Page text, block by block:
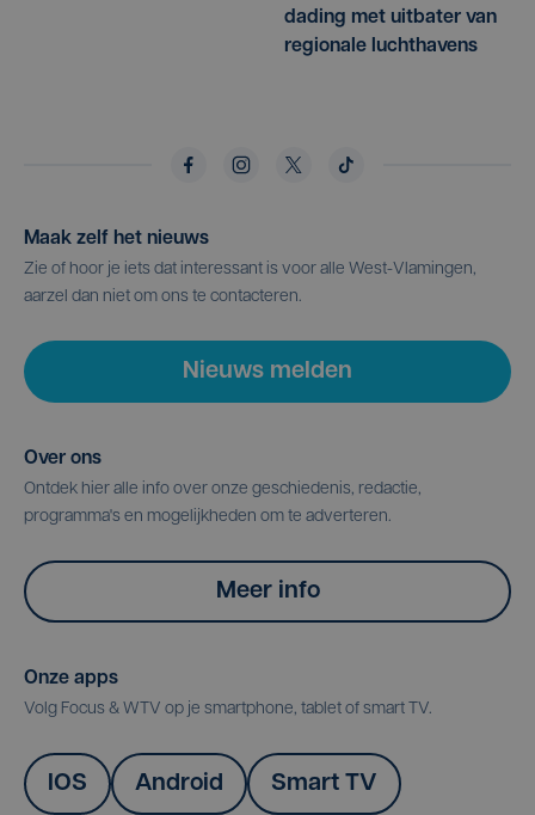
dading met uitbater van
regionale luchthavens
Maak zelf het nieuws
Zie of hoor je iets dat interessant is voor alle West-Vlamingen,
aarzel dan niet om ons te contacteren.
Nieuws melden
Over ons
Ontdek hier alle info over onze geschiedenis, redactie,
programma's en mogelijkheden om te adverteren.
Meer info
Onze apps
Volg Focus & WTV op je smartphone, tablet of smart TV.
IOS Android Smart TV